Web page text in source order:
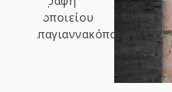
Οινοποιείου
Παπαγιαννακόπουλος